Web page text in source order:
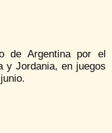
de Argentina por el
y Jordania, en juegos